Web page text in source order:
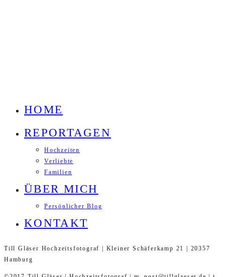
HOME
REPORTAGEN
Hochzeiten
Verliebte
Familien
ÜBER MICH
Persönlicher Blog
KONTAKT
Till Gläser Hochzeitsfotograf | Kleiner Schäferkamp 21 | 20357
Hamburg